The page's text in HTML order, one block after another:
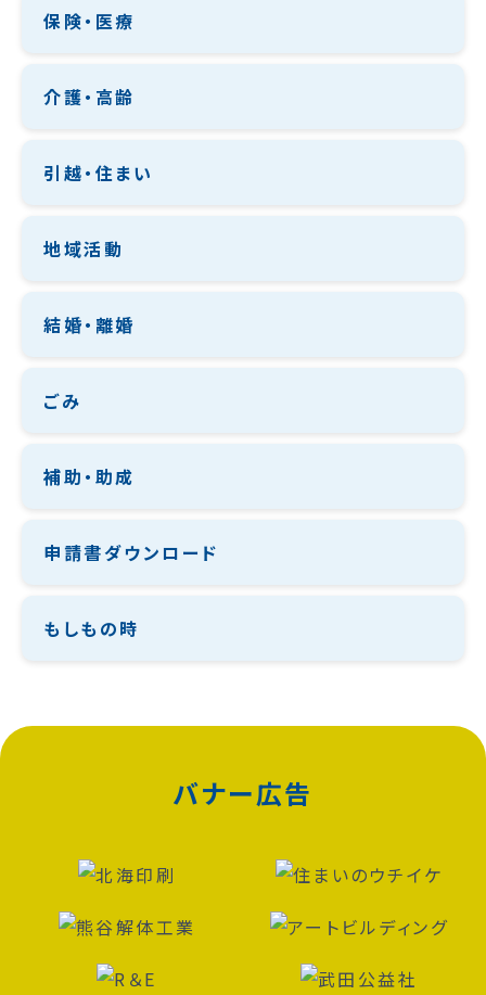
保険・医療
介護・高齢
引越・住まい
地域活動
結婚・離婚
ごみ
補助・助成
申請書ダウンロード
もしもの時
バナー広告